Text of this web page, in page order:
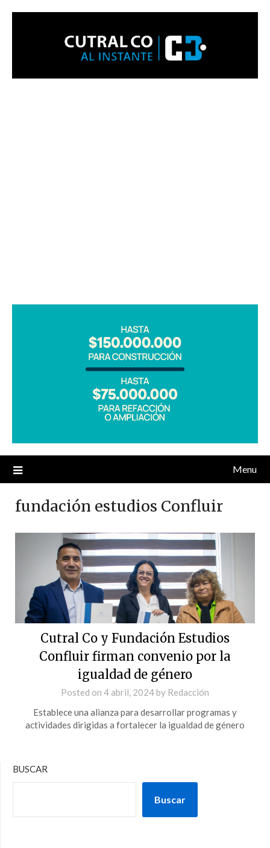
Menu
fundación estudios Confluir
Cutral Co y Fundación Estudios
Confluir firman convenio por la
igualdad de género
Posted on 4 abril, 2024by Redacción
Establece una alianza para desarrollar programas y
actividades dirigidas a fortalecer la igualdad de género
BUSCAR
Buscar